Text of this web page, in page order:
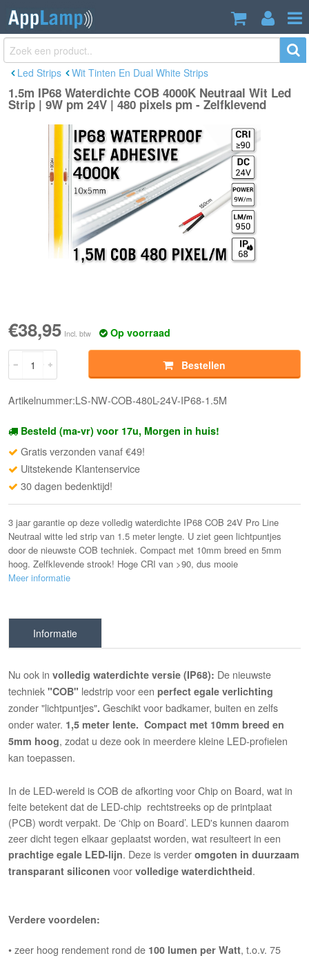
1.5m IP68 Waterdichte COB 4000K
Neutraal Wit Led Strip | 9W pm 24V |
480 pixels pm - Zelfklevend
€38,95
Led Strips Wit Tinten En Dual White Strips
1.5m IP68 Waterdichte COB 4000K Neutraal Wit Led
Strip | 9W pm 24V | 480 pixels pm - Zelfklevend
€38,95 Incl. btw Op voorraad
Bestellen
Artikelnummer:LS-NW-COB-480L-24V-IP68-1.5M
Besteld (ma-vr) voor 17u, Morgen in huis!
Gratis verzonden vanaf €49!
Uitstekende Klantenservice
30 dagen bedenktijd!
3 jaar garantie op deze volledig waterdichte IP68 COB 24V Pro Line
Neutraal witte led strip van 1.5 meter lengte. U ziet geen lichtpuntjes
door de nieuwste COB techniek. Compact met 10mm breed en 5mm
hoog. Zelfklevende strook! Hoge CRI van >90, dus mooie
Meer informatie
Informatie
Nu ook in volledig waterdichte versie (IP68): De nieuwste
techniek "COB" ledstrip voor eenperfect egale verlichting
zonder "lichtpuntjes". Geschikt voor badkamer, buiten en zelfs
onder water. 1,5 meter lente. Compact met 10mm breed en
5mm hoog, zodat u deze ook in meerdere kleine LED-profielen
kan toepassen.
In de LED-wereld is COB de afkorting voor Chip on Board, wat in
feite betekent dat de LED-chip rechtstreeks op de printplaat
(PCB) wordt verpakt. De ‘Chip on Board’. LED's kunnen daarom
zeer dicht tegen elkaar geplaatst worden, wat resulteert in een
prachtige egale LED-lijn. Deze is verderomgoten in duurzaam
transparant siliconen voorvolledige waterdichtheid.
Verdere voordelen:
• zeer hoog rendement rond de 100 lumen per Watt, t.o.v. 75